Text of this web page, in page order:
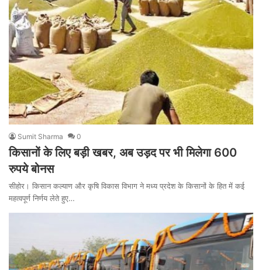
Sumit Sharma 0
किसानों के लिए बड़ी खबर, अब उड़द पर भी मिलेगा 600
रुपये बोनस
सीहोर। किसान कल्याण और कृषि विकास विभाग ने मध्य प्रदेश के किसानों के हित में कई
महत्वपूर्ण निर्णय लेते हुए…